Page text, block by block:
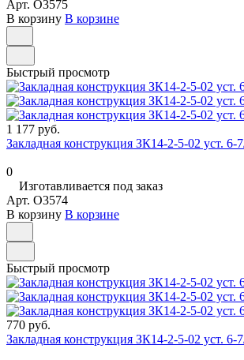
Арт. O3575
В корзину В корзине
Быстрый просмотр
1 177 руб.
Закладная конструкция ЗК14-2-5-02 уст. 6-
0
Изготавливается под заказ
Арт. O3574
В корзину В корзине
Быстрый просмотр
770 руб.
Закладная конструкция ЗК14-2-5-02 уст. 6-